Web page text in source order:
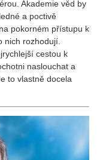
Akademie věd by
a poctivě
pokorném přístupu k
nich rozhodují.
cestou k
naslouchat a
to vlastně docela